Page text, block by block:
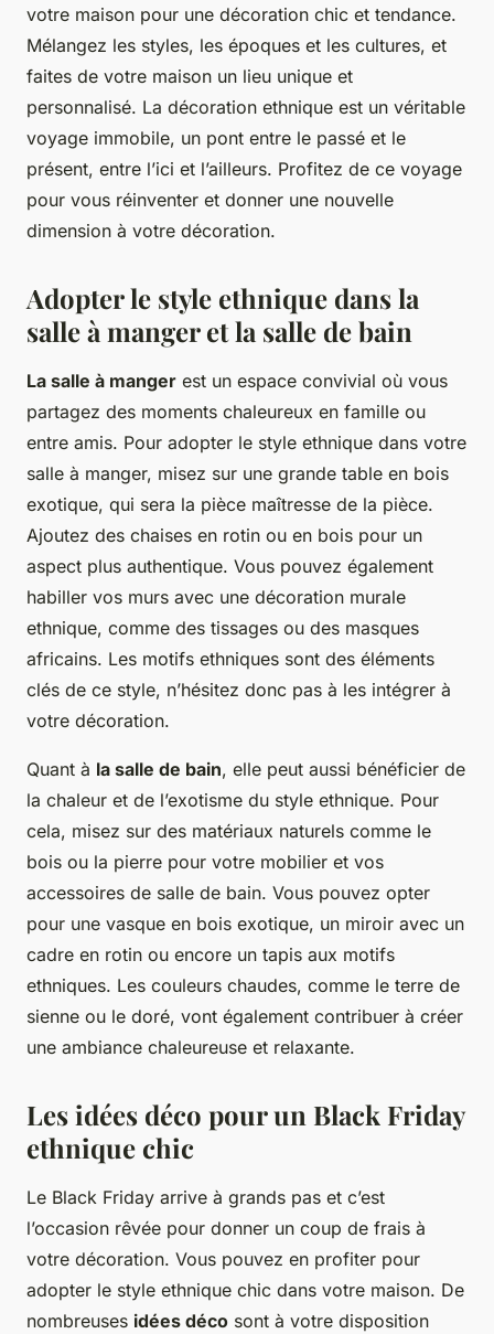
votre maison pour une décoration chic et tendance.
Mélangez les styles, les époques et les cultures, et
faites de votre maison un lieu unique et
personnalisé. La décoration ethnique est un véritable
voyage immobile, un pont entre le passé et le
présent, entre l’ici et l’ailleurs. Profitez de ce voyage
pour vous réinventer et donner une nouvelle
dimension à votre décoration.
Adopter le style ethnique dans la
salle à manger et la salle de bain
La salle à manger est un espace convivial où vous
partagez des moments chaleureux en famille ou
entre amis. Pour adopter le style ethnique dans votre
salle à manger, misez sur une grande table en bois
exotique, qui sera la pièce maîtresse de la pièce.
Ajoutez des chaises en rotin ou en bois pour un
aspect plus authentique. Vous pouvez également
habiller vos murs avec une décoration murale
ethnique, comme des tissages ou des masques
africains. Les motifs ethniques sont des éléments
clés de ce style, n’hésitez donc pas à les intégrer à
votre décoration.
Quant à la salle de bain, elle peut aussi bénéficier de
la chaleur et de l’exotisme du style ethnique. Pour
cela, misez sur des matériaux naturels comme le
bois ou la pierre pour votre mobilier et vos
accessoires de salle de bain. Vous pouvez opter
pour une vasque en bois exotique, un miroir avec un
cadre en rotin ou encore un tapis aux motifs
ethniques. Les couleurs chaudes, comme le terre de
sienne ou le doré, vont également contribuer à créer
une ambiance chaleureuse et relaxante.
Les idées déco pour un Black Friday
ethnique chic
Le Black Friday arrive à grands pas et c’est
l’occasion rêvée pour donner un coup de frais à
votre décoration. Vous pouvez en profiter pour
adopter le style ethnique chic dans votre maison. De
nombreuses idées déco sont à votre disposition